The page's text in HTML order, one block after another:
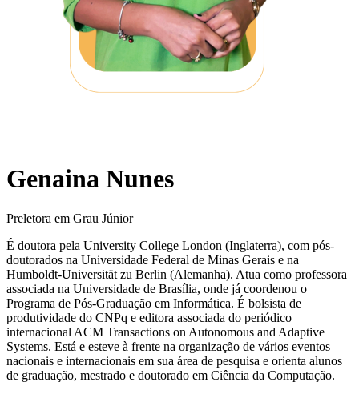
Genaina Nunes
Preletora em Grau Júnior
É doutora pela University College London (Inglaterra), com pós-
doutorados na Universidade Federal de Minas Gerais e na
Humboldt-Universität zu Berlin (Alemanha). Atua como professora
associada na Universidade de Brasília, onde já coordenou o
Programa de Pós-Graduação em Informática. É bolsista de
produtividade do CNPq e editora associada do periódico
internacional ACM Transactions on Autonomous and Adaptive
Systems. Está e esteve à frente na organização de vários eventos
nacionais e internacionais em sua área de pesquisa e orienta alunos
de graduação, mestrado e doutorado em Ciência da Computação.